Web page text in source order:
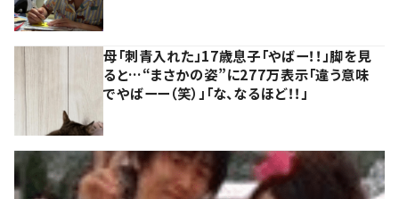
母「刺青入れた」17歳息子「やばー！！」脚を見
ると…“まさかの姿”に277万表示「違う意味
でやばーー（笑）」「な、なるほど！！」